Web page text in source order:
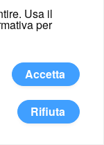
Usa il
per
Accetta
Rifiuta